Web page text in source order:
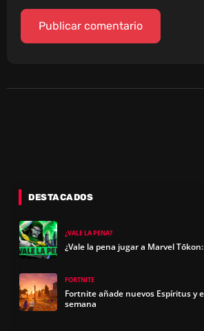
DESTACADOS
¿VALE LA PENA?
¿Vale la pena jugar a Marvel
FORTNITE
Fortnite añade nuevos Espíritus y
semana